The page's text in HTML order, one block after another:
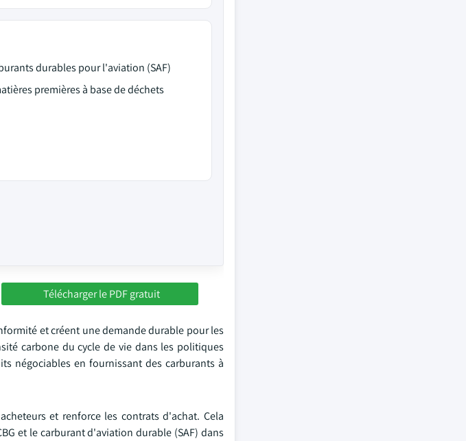
durables pour l'aviation (SAF)
premières à base de déchets
Télécharger le PDF gratuit
et créent une demande durable pour les
carbone du cycle de vie dans les politiques
négociables en fournissant des carburants à
et renforce les contrats d'achat. Cela
et le carburant d'aviation durable (SAF) dans